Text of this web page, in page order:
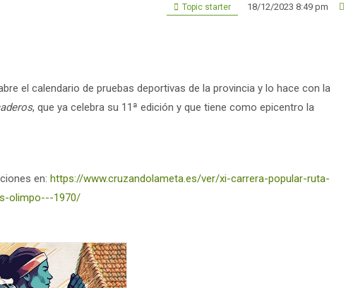
Topic starter 18/12/2023 8:49 pm
el calendario de pruebas deportivas de la provincia y lo hace con la
, que ya celebra su 11ª edición y que tiene como epicentro la
en: https://www.cruzandolameta.es/ver/xi-carrera-popular-ruta-
olimpo---1970/